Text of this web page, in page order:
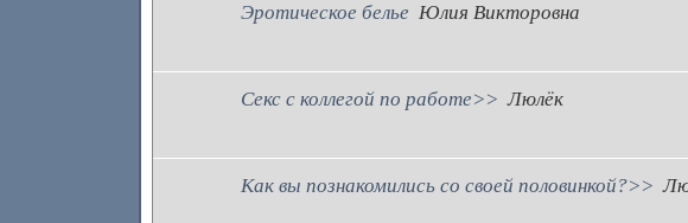
Эротическое белье Юлия Викторовна
Секс с коллегой по работе>> Люлёк
Как вы познакомились со своей половинкой?>>